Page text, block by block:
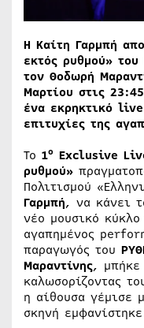
H Καίτη Γαρμπή
εκτός ρυθμού»
τον Θοδωρή
Μαρτίου στις
ένα εκρηκτικό live
επιτυχίες της
Το 1ο Exclusive
ρυθμού»
Πολιτισμού
Γαρμπή, να κάνει
νέο μουσικό
αγαπημένος
παραγωγός του
Μαραντίνης, μπήκε
καλωσορίζοντας
η αίθουσα γέμισε
σκηνή